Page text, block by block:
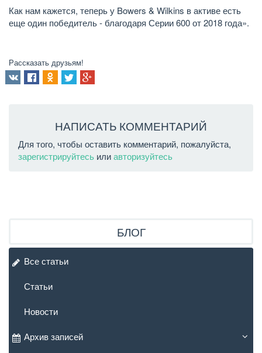
Как нам кажется, теперь у Bowers & Wilkins в активе есть
еще один победитель - благодаря Серии 600 от 2018 года».
Рассказать друзьям!
НАПИСАТЬ КОММЕНТАРИЙ
Для того, чтобы оставить комментарий, пожалуйста,
зарегистрируйтесь илиавторизуйтесь
БЛОГ
Все статьи
Статьи
Новости
Архив записей